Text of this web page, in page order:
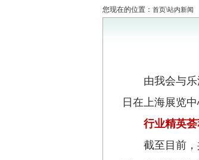
您现在的位置： 首页\站内新闻
由我会与
日在上海展览
行业精英
截至目前